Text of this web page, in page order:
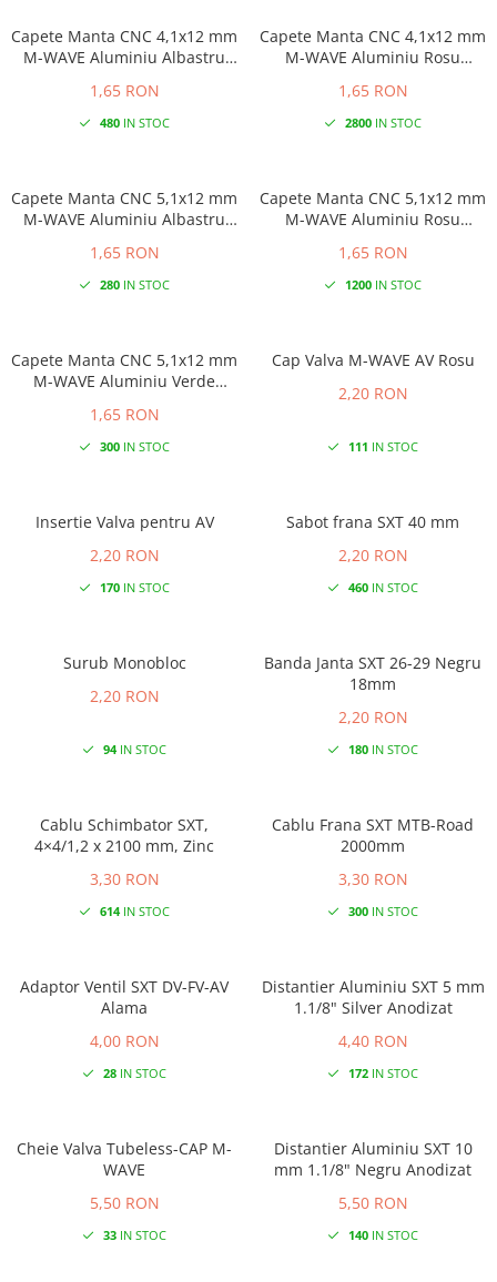
Capete Manta CNC 4,1x12 mm
M-WAVE Aluminiu Albastru
1,65 RON
480IN STOC
Capete Manta CNC 4,1x12 mm
M-WAVE Aluminiu Rosu
1,65 RON
2800IN STOC
Capete Manta CNC 5,1x12 mm
M-WAVE Aluminiu Albastru
1,65 RON
280IN STOC
Capete Manta CNC 5,1x12 mm
M-WAVE Aluminiu Rosu
1,65 RON
1200IN STOC
Capete Manta CNC 5,1x12 mm
M-WAVE Aluminiu Verde
1,65 RON
300IN STOC
Cap Valva M-WAVE AV Rosu
2,20 RON
111 IN STOC
Insertie Valva pentru AV
2,20 RON
170IN STOC
Sabot frana SXT 40 mm
2,20 RON
460IN STOC
Surub Monobloc
2,20 RON
94IN STOC
Banda Janta SXT 26-29 Negru
18mm
2,20 RON
180IN STOC
Cablu Schimbator SXT,
4×4/1,2 x 2100 mm, Zinc
3,30 RON
614IN STOC
Cablu Frana SXT MTB-Road
2000mm
3,30 RON
300IN STOC
Adaptor Ventil SXT DV-FV-AV
Alama
4,00 RON
28IN STOC
Distantier Aluminiu SXT 5 mm
1.1/8" Silver Anodizat
4,40 RON
172IN STOC
Cheie Valva Tubeless-CAP M-
WAVE
5,50 RON
33IN STOC
Distantier Aluminiu SXT 10
mm 1.1/8" Negru Anodizat
5,50 RON
140IN STOC